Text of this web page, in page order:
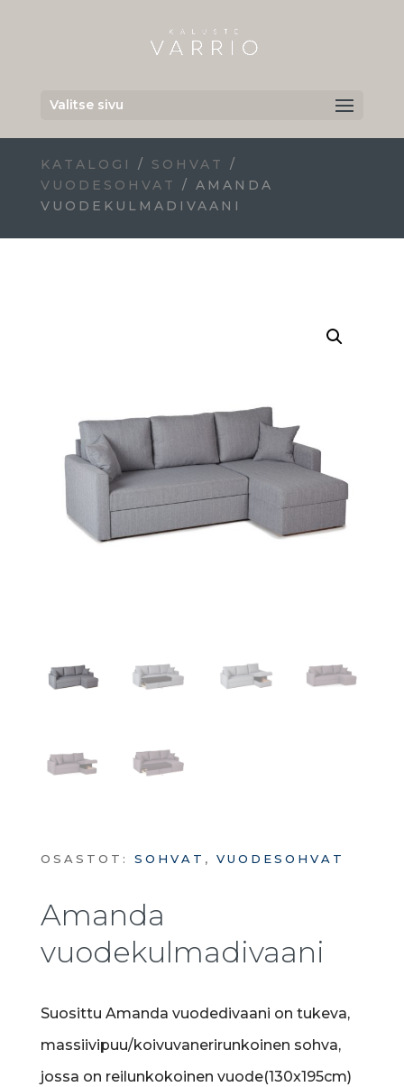
Valitse sivu
KATALOGI / SOHVAT
/
VUODESOHVAT
/ AMANDA
VUODEKULMADIVAANI
OSASTOT: SOHVAT , VUODESOHVAT
Amanda
vuodekulmadivaani
Suosittu Amanda vuodedivaani on tukeva,
massiivipuu/koivuvanerirunkoinen sohva,
jossa on reilunkokoinen vuode(130x195cm)